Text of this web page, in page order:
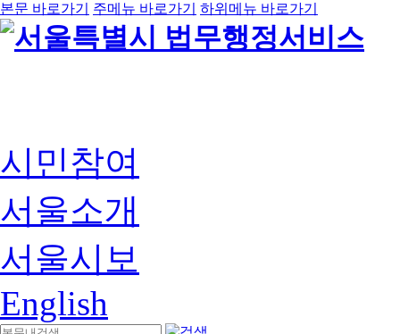
본문 바로가기 주메뉴 바로가기 하위메뉴 바로가기
시민참여
서울소개
서울시보
English